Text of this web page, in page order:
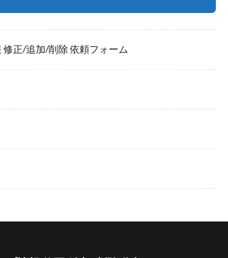
正/追加/削除 依頼フォーム